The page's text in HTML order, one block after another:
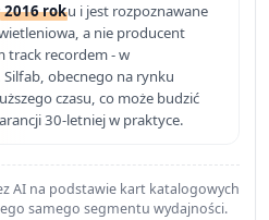
2016 roku i jest rozpoznawane
a nie producent
track recordem - w
obecnego na rynku
czasu, co może budzić
30-letniej w praktyce.
AI na podstawie kart katalogowych
samego segmentu wydajności.